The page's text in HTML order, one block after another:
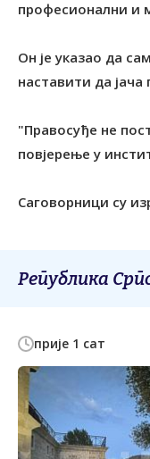
професионални и
Он је указао да
наставити да
"Правосуђе не
повјерење у
Саговорници су
Република
прије 1 сат